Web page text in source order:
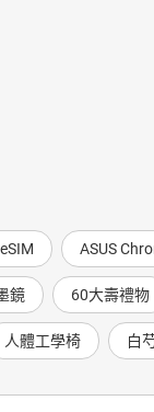
eSIM ASUS
鏡 60大壽禮物
人體工學椅 白